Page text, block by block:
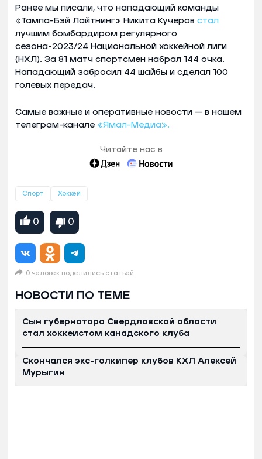
Ранее мы писали, что нападающий команды
«Тампа-Бэй Лайтнинг» Никита Кучеров стал
лучшим бомбардиром регулярного
сезона-2023/24 Национальной хоккейной лиги
(НХЛ). За 81 матч спортсмен набрал 144 очка.
Нападающий забросил 44 шайбы и сделал 100
голевых передач.
Самые важные и оперативные новости — в нашем
телеграм-канале «Ямал-Медиа».
Читайте нас в
Спорт Хоккей
0 0
0 человек поделились статьей
НОВОСТИ ПО ТЕМЕ
Сын губернатора Свердловской области
стал хоккеистом канадского клуба
Скончался экс-голкипер клубов КХЛ Алексей
Мурыгин